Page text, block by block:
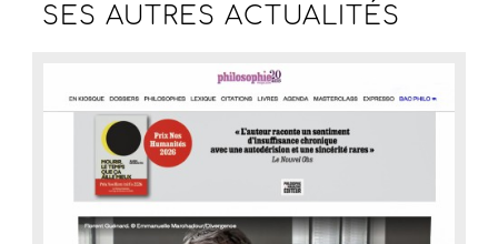
SES AUTRESACTUALITÉS